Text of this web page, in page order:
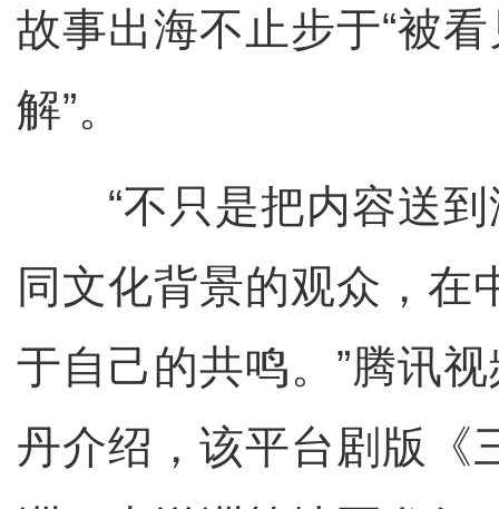
故事出海不止步于“被
解”。
“不只是把内容送到
同文化背景的观众，在
于自己的共鸣。”腾讯
丹介绍，该平台剧版《